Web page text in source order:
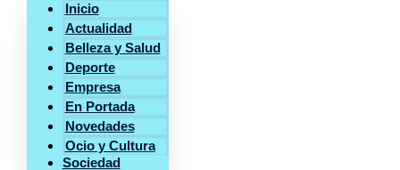
Inicio
Actualidad
Belleza y Salud
Deporte
Empresa
En Portada
Novedades
Ocio y Cultura
Sociedad